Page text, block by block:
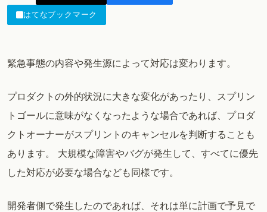
はてなブックマーク
緊急事態の内容や発生源によって対応は変わります。
プロダクトの外的状況に大きな変化があったり、スプリン
トゴールに意味がなくなったような場合であれば、プロダ
クトオーナーがスプリントのキャンセルを判断することも
あります。 大規模な障害やバグが発生して、すべてに優先
した対応が必要な場合なども同様です。
開発者側で発生したのであれば、それは単に計画で予見で